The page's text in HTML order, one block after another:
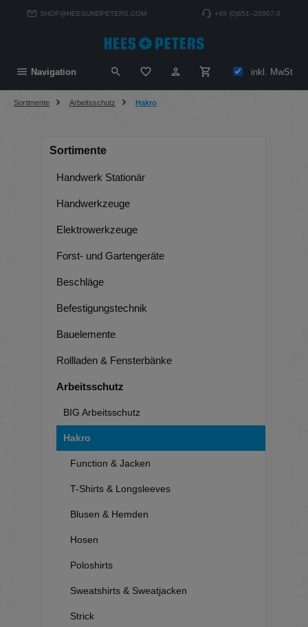
springenSHOP@HEESUNDPETERS.COM +49 (0)651–20907-0
Navigation Du hast 0 Produkte auf deminkl. MwSt
Sortimente Arbeitsschutz Hakro
Sortimente
Handwerk Stationär
Handwerkzeuge
Elektrowerkzeuge
Forst- und Gartengeräte
Beschläge
Befestigungstechnik
Bauelemente
Rollladen & Fensterbänke
Arbeitsschutz
BIG Arbeitsschutz
Hakro
Function & Jacken
T-Shirts & Longsleeves
Blusen & Hemden
Hosen
Poloshirts
Sweatshirts & Sweatjacken
Strick